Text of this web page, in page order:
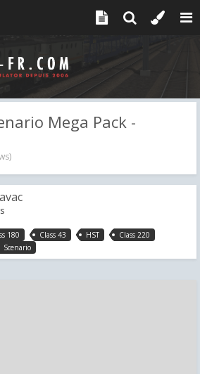
Mega Pack -
180 Class 43 HST
Class 220
Scenario